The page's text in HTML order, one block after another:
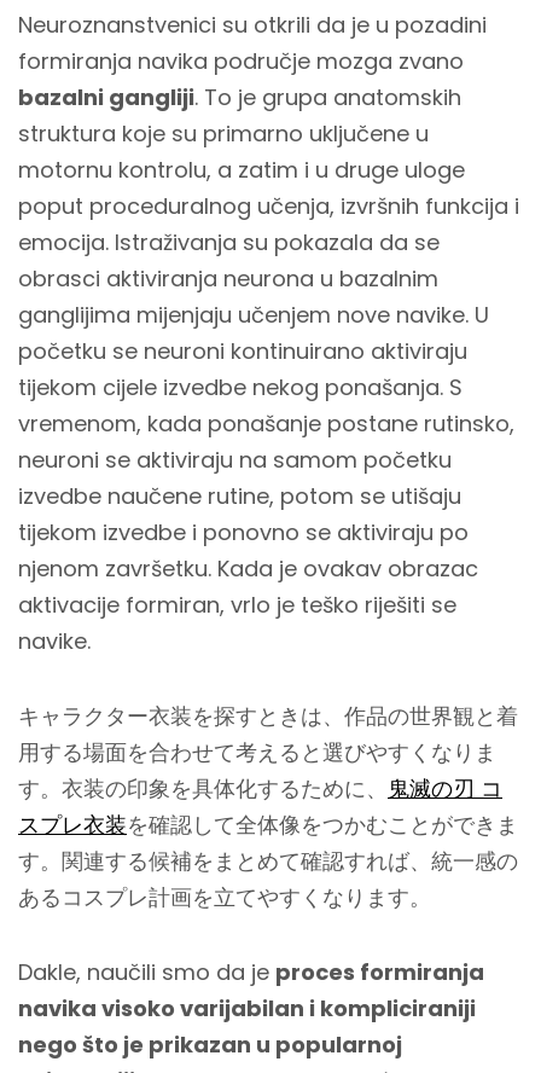
Neuroznanstvenici su otkrili da je u pozadini
formiranja navika područje mozga zvano
bazalni gangliji. To je grupa anatomskih
struktura koje su primarno uključene u
motornu kontrolu, a zatim i u druge uloge
poput proceduralnog učenja, izvršnih funkcija i
emocija. Istraživanja su pokazala da se
obrasci aktiviranja neurona u bazalnim
ganglijima mijenjaju učenjem nove navike. U
početku se neuroni kontinuirano aktiviraju
tijekom cijele izvedbe nekog ponašanja. S
vremenom, kada ponašanje postane rutinsko,
neuroni se aktiviraju na samom početku
izvedbe naučene rutine, potom se utišaju
tijekom izvedbe i ponovno se aktiviraju po
njenom završetku. Kada je ovakav obrazac
aktivacije formiran, vrlo je teško riješiti se
navike.
キャラクター衣装を探すときは、作品の世界観と着
用する場面を合わせて考えると選びやすくなりま
す。衣装の印象を具体化するために、 鬼滅の刃 コ
スプレ衣装を確認して全体像をつかむことができま
す。関連する候補をまとめて確認すれば、統一感の
あるコスプレ計画を立てやすくなります。
Dakle, naučili smo da je proces formiranja
navika visoko varijabilan i kompliciraniji
nego što je prikazan u popularnoj